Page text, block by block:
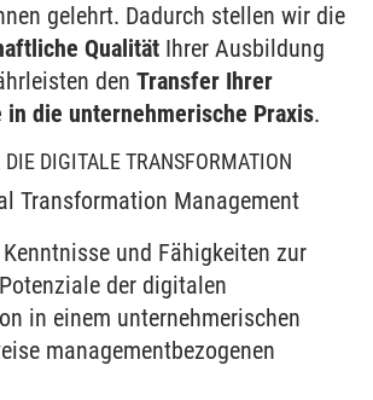
gelehrt. Dadurch stellen wir die
Qualität Ihrer Ausbildung
den Transfer Ihrer
in die unternehmerische Praxis.
DIGITALE TRANSFORMATION
Transformation Management
Kenntnisse und Fähigkeiten zur
der digitalen
in einem unternehmerischen
managementbezogenen